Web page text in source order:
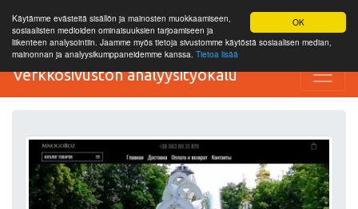
OK
Käytämme evästeitä sisällön ja mainosten muokkaamiseen,
sosiaalisten medioiden ominaisuuksien tarjoamiseen ja
liikenteen analysointiin. Jaamme myös tietoja sivustomme käytöstä sosiaalisen median,
mainonnan ja analyysikumppaneidemme kanssa. Tietoa lisää
Verkkosivuston analyysityökalu